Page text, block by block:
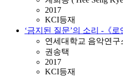
2017
KCI등재
‘금지된 질문’의 소리 -《
연세대학교 음악연구
권송택
2017
KCI등재